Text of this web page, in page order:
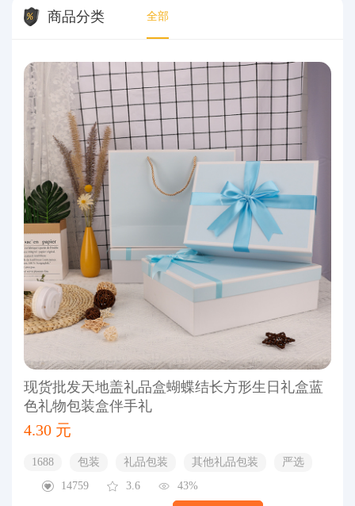
商品分类 全部
现货批发天地盖礼品盒蝴蝶结长方形生日礼盒蓝
色礼物包装盒伴手礼
4.30 元
1688 包装 礼品包装 其他礼品包装
严选
14759
3.6 43%